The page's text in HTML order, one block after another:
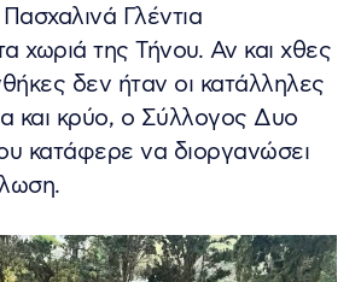
Γλέντια
χωριά της Τήνου. Αν και χθες
δεν ήταν οι κατάλληλες
και κρύο, ο Σύλλογος Δυο
κατάφερε να διοργανώσει